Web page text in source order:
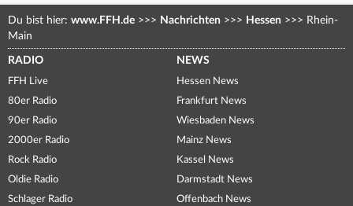
Du bist hier: www.FFH.de >>> Nachrichten >>> Hessen >>> Rhein-
Main
RADIO
FFH Live
80er Radio
90er Radio
2000er Radio
Rock Radio
Oldie Radio
Schlager Radio
NEWS
Hessen News
Frankfurt News
Wiesbaden News
Mainz News
Kassel News
Darmstadt News
Offenbach News